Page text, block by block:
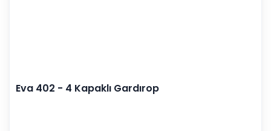
Eva 402 - 4 Kapaklı Gardırop